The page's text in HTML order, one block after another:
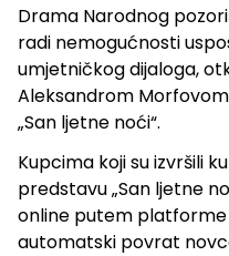
Drama Narodnog
radi nemogućnosti
umjetničkog dijaloga,
Aleksandrom
„San ljetne noći“.
Kupcima koji su izvršili
predstavu „San ljetne
online putem
automatski povrat